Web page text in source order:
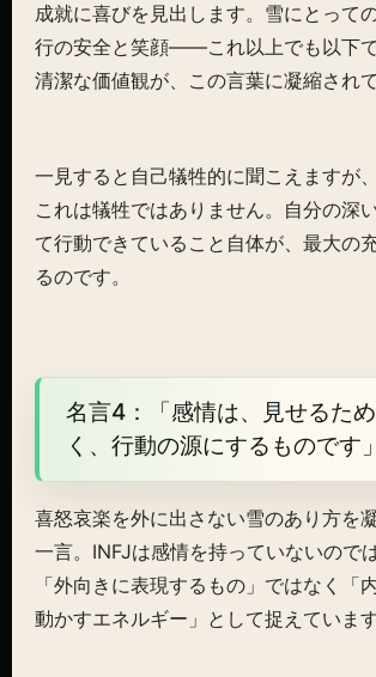
成就に喜びを見出します。雪にとって
行の安全と笑顔——これ以上でも以下
清潔な価値観が、この言葉に凝縮されて
一見すると自己犠牲的に聞こえますが
これは犠牲ではありません。自分の深
て行動できていること自体が、最大の
るのです。
名言4：「感情は、見せるた
く、行動の源にするものです」
喜怒哀楽を外に出さない雪のあり方を
一言。INFJは感情を持っていないので
「外向きに表現するもの」ではなく「
動かすエネルギー」として捉えています